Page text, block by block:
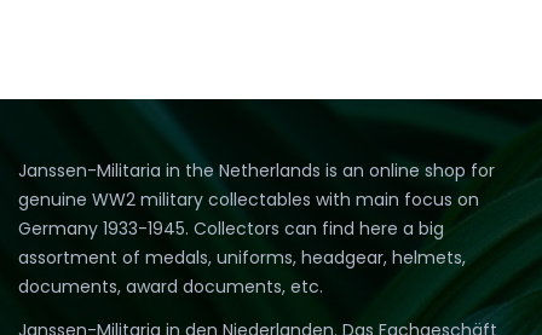
Janssen-Militaria in the Netherlands is an online shop for
genuine WW2 military collectables with main focus on
Germany 1933-1945. Collectors can find here a big
assortment of medals, uniforms, headgear, helmets,
documents, award documents, etc.
Janssen-Militaria in den Niederlanden. Das Fachgeschäft